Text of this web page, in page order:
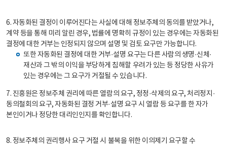
6. 자동화된 결정이 이루어진다는 사실에 대해 정보주체의 동의를 받았거나,
계약 등을 통해 미리 알린 경우, 법률에 명확히 규정이 있는 경우에는 자동화된
결정에 대한 거부는 인정되지 않으며 설명 및 검토 요구만 가능합니다.
또한 자동화된 결정에 대한 거부·설명 요구는 다른 사람의 생명·신체·
재산과 그 밖의 이익을 부당하게 침해할 우려가 있는 등 정당한 사유가
있는 경우에는 그 요구가 거절될 수 있습니다.
7. 진흥원은 정보주체 권리에 따른 열람의 요구, 정정·삭제의 요구, 처리정지·
동의철회의 요구, 자동화된 결정 거부·설명 요구 시 열람 등 요구를 한 자가
본인이거나 정당한 대리인인지를 확인합니다.
8. 정보주체의 권리행사 요구 거절 시 불복을 위한 이의제기 요구할 수